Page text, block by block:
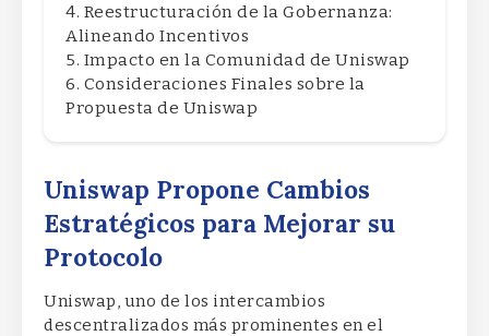
Reestructuración de la Gobernanza:
Alineando Incentivos
Impacto en la Comunidad de Uniswap
Consideraciones Finales sobre la
Propuesta de Uniswap
Uniswap Propone Cambios
Estratégicos para Mejorar su
Protocolo
Uniswap, uno de los intercambios
descentralizados más prominentes en el